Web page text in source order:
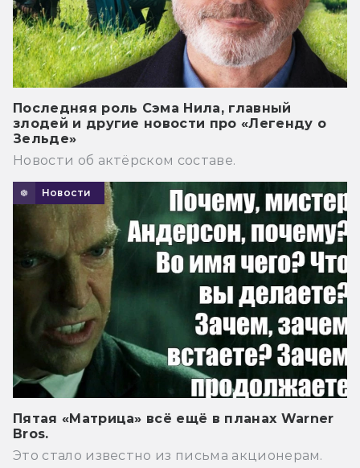
Делюкс-колода Архонта
Runebound Третья редакция
Халлертау
Лаундж Играй, отдыхай (компанейские
игры):
Артишоки в шоке
Виктроллина
Воображарий Вечеринка
Время Валеры
Гни свою линию
Последняя роль Сэма Нила, главный
злодей и другие новости про «Легенду о
Зельде»
Новости об актёрском составе.
Новости
Пятая «Матрица» всё ещё в планах Warner
Bros.
Это стало известно из письма акционерам.